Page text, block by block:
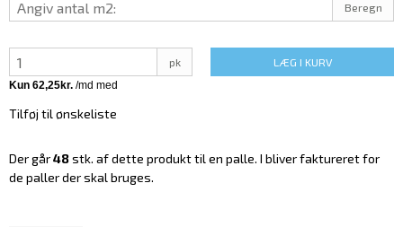
Beregn
pk LÆG I KURV
Tilføj til ønskeliste
Der går48stk. af dette produkt til en palle. I bliver faktureret for
de paller der skal bruges.